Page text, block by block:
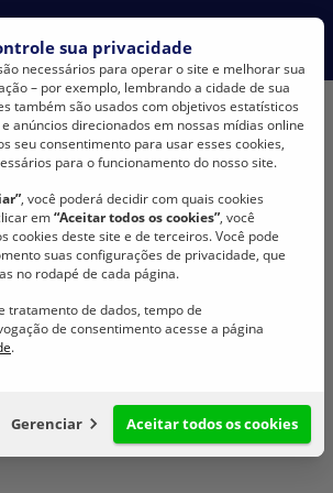
you like to change your language?
English
Produtos BSS5 211
BSS5 211
sua privacidade
necessários para operar o site e melhorar sua
– por exemplo, lembrando a cidade de sua
também são usados com objetivos estatísticos
anúncios direcionados em nossas mídias online
seu consentimento para usar esses cookies,
para o funcionamento do nosso site.
, você poderá decidir com quais cookies
em“Aceitar todos os cookies”, você
cookies deste site e de terceiros. Você pode
suas configurações de privacidade, que
no rodapé de cada página.
tratamento de dados, tempo de
de consentimento acesse a página
.
Gerenciar Aceitar todos os cookies